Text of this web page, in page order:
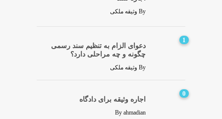
By وثیقه ملکی
1
دعوای الزام به تنظیم سند رسمی
چگونه و چه مراحلی دارد؟
By وثیقه ملکی
0
اجاره وثیقه برای دادگاه
By ahmadian